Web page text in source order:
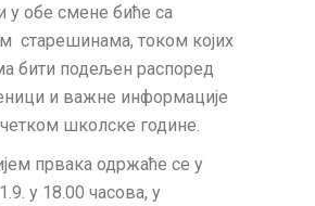
у обе смене биће са
старешинама, током којих
бити подељен распоред
и важне информације
школске године.
првака одржаће се у
у 18.00 часова, у